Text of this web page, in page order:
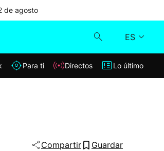
de agosto
ES
Klisk
Para ti Directos Lo último
Compartir Guardar